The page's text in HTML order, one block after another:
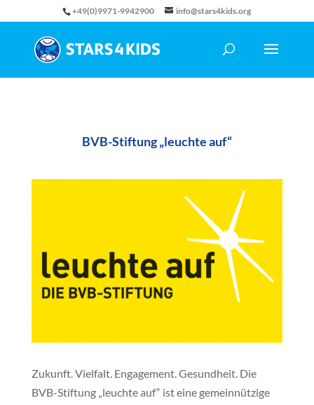
+49(0)9971-9942900 info@stars4kids.org
BVB-Stiftung „leuchte auf“
Zukunft. Vielfalt. Engagement. Gesundheit. Die
BVB-Stiftung „leuchte auf“ ist eine gemeinnützige